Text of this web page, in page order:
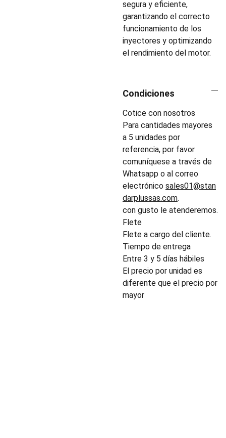
segura y eficiente,
garantizando el correcto
funcionamiento de los
inyectores y optimizando
el rendimiento del motor.
Condiciones
Cotice con nosotros
Para cantidades mayores
a 5 unidades por
referencia, por favor
comuníquese a través de
Whatsapp o al correo
electrónico sales01@stan
darplussas.com.
con gusto le atenderemos.
Flete
Flete a cargo del cliente.
Tiempo de entrega
Entre 3 y 5 días hábiles
El precio por unidad es
diferente que el precio por
mayor